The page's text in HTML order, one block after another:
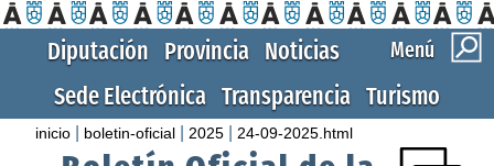
Menú
Diputación Provincia Noticias
Sede Electrónica Transparencia Turismo
inicio boletin-oficial 2025 24-09-2025.html